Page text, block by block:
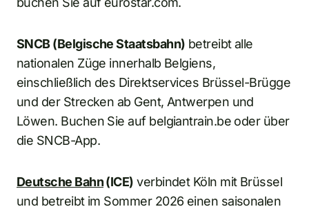
SNCB (Belgische Staatsbahn) betreibt alle
nationalen Züge innerhalb Belgiens,
einschließlich des Direktservices Brüssel-Brügge
und der Strecken ab Gent, Antwerpen und
Löwen. Buchen Sie auf belgiantrain.be oder über
die SNCB-App.
Deutsche Bahn(ICE) verbindet Köln mit Brüssel
und betreibt im Sommer 2026 einen saisonalen